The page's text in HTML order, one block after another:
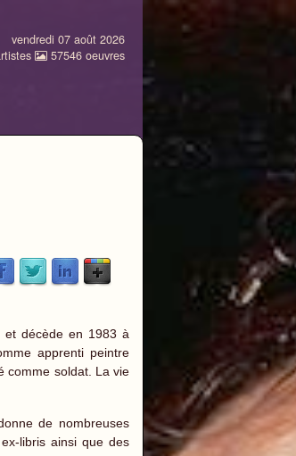
vendredi 07 août 2026
57546 oeuvres
et décède en 1983 à
apprenti peintre
comme soldat. La vie
de nombreuses
libris ainsi que des